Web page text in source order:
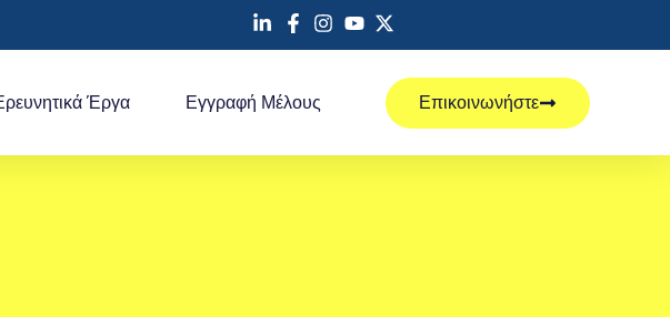
Έργα Εγγραφή Μέλους Επικοινωνήστε